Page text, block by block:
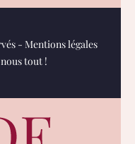
- Mentions légales
tout !